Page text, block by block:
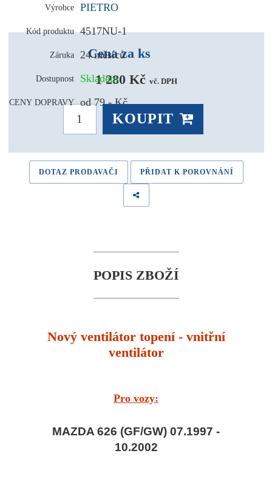
Výrobce PIETRO
Kód produktu 4517NU-1
Záruka 24 měsíců
Dostupnost Skladem
CENY DOPRAVY od 79,- Kč
Cena za ks
1 280 Kč vč. DPH
KOUPIT
DOTAZ PRODAVAČI PŘIDAT K POROVNÁNÍ
POPIS ZBOŽÍ
Nový ventilátor topení - vnitřní
ventilátor
Pro vozy:
MAZDA 626 (GF/GW) 07.1997 -
10.2002